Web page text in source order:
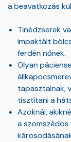
a beavatkozás
Tinédzserek
impaktált
ferdén nőnek.
Olyan
tapasztalnak,
tisztítani a
Azoknál,
a szomszédos